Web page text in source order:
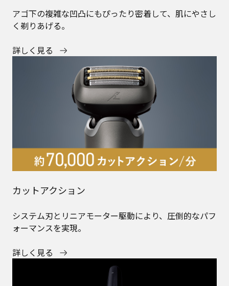
アゴ下の複雑な凹凸にもぴったり密着して、肌にやさし
く剃りあげる。
詳しく見る
カットアクション
システム刃とリニアモーター駆動により、圧倒的なパフ
ォーマンスを実現。
詳しく見る